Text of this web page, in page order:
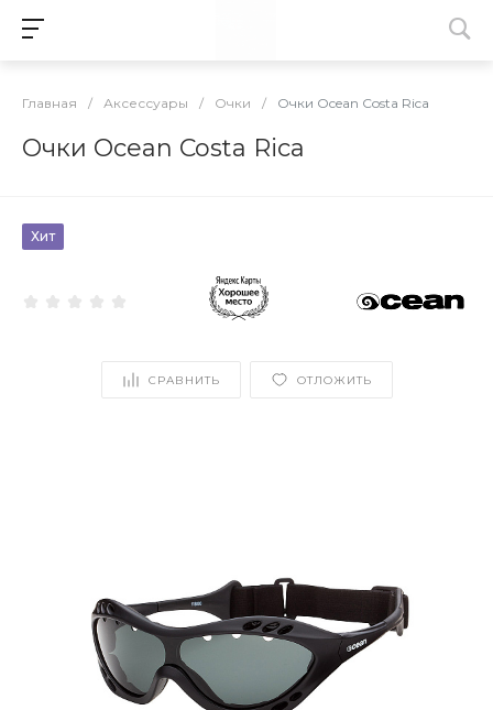
Главная / Аксессуары / Очки / Очки Ocean Costa Rica
Очки Ocean Costa Rica
Хит
СРАВНИТЬ ОТЛОЖИТЬ